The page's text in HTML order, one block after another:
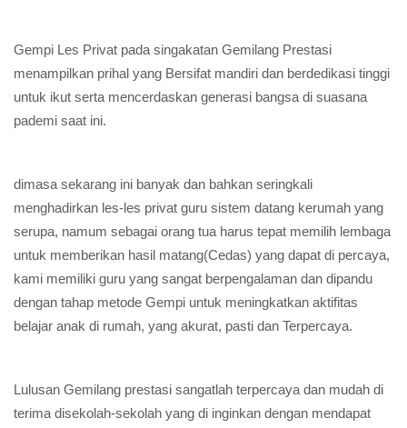
Gempi Les Privat pada singakatan Gemilang Prestasi
menampilkan prihal yang Bersifat mandiri dan berdedikasi tinggi
untuk ikut serta mencerdaskan generasi bangsa di suasana
pademi saat ini.
dimasa sekarang ini banyak dan bahkan seringkali
menghadirkan les-les privat guru sistem datang kerumah yang
serupa, namum sebagai orang tua harus tepat memilih lembaga
untuk memberikan hasil matang(Cedas) yang dapat di percaya,
kami memiliki guru yang sangat berpengalaman dan dipandu
dengan tahap metode Gempi untuk meningkatkan aktifitas
belajar anak di rumah, yang akurat, pasti dan Terpercaya.
Lulusan Gemilang prestasi sangatlah terpercaya dan mudah di
terima disekolah-sekolah yang di inginkan dengan mendapat